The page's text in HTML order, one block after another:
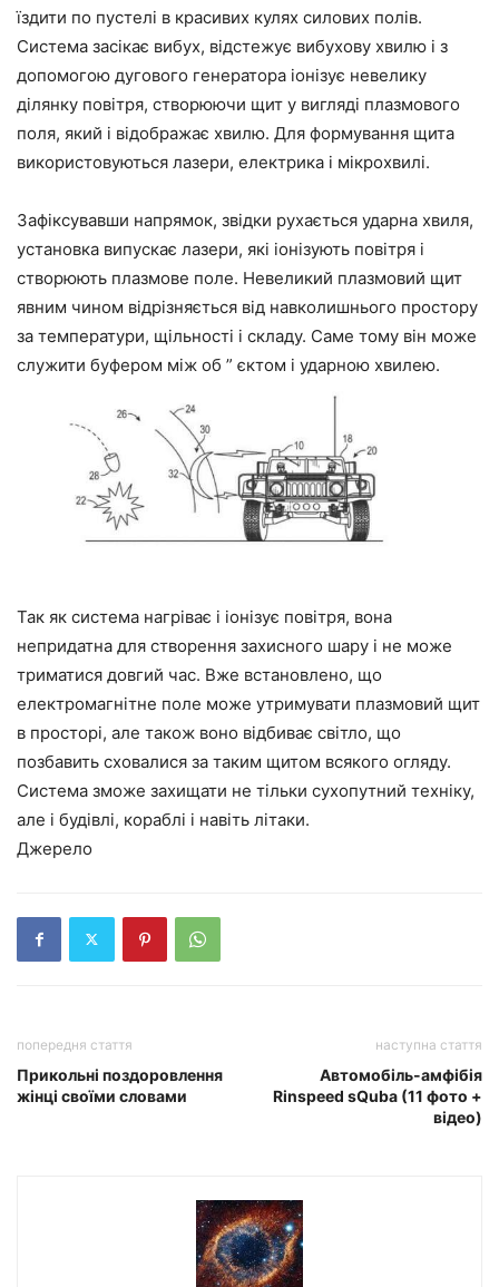
їздити по пустелі в красивих кулях силових полів.
Система засікає вибух, відстежує вибухову хвилю і з
допомогою дугового генератора іонізує невелику
ділянку повітря, створюючи щит у вигляді плазмового
поля, який і відображає хвилю. Для формування щита
використовуються лазери, електрика і мікрохвилі.
Зафіксувавши напрямок, звідки рухається ударна хвиля,
установка випускає лазери, які іонізують повітря і
створюють плазмове поле. Невеликий плазмовий щит
явним чином відрізняється від навколишнього простору
за температури, щільності і складу. Саме тому він може
служити буфером між об ” єктом і ударною хвилею.
Так як система нагріває і іонізує повітря, вона
непридатна для створення захисного шару і не може
триматися довгий час. Вже встановлено, що
електромагнітне поле може утримувати плазмовий щит
в просторі, але також воно відбиває світло, що
позбавить сховалися за таким щитом всякого огляду.
Система зможе захищати не тільки сухопутний техніку,
але і будівлі, кораблі і навіть літаки.
Джерело
попередня стаття
Прикольні поздоровлення
жінці своїми словами
наступна стаття
Автомобіль-амфібія
Rinspeed sQuba (11 фото +
відео)